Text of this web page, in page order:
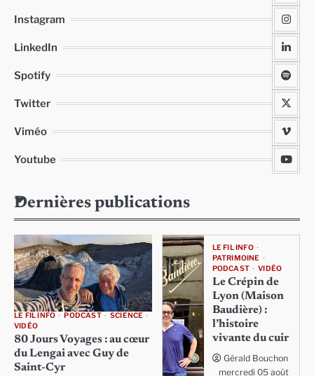
Instagram
LinkedIn
Spotify
Twitter
Viméo
Youtube
Dernières publications
LE FIL INFO PODCAST
SCIENCE
VIDÉO
80 Jours Voyages : au cœur
du Lengai avec Guy de
Saint-Cyr
LE FIL INFO
PATRIMOINE
PODCAST
VIDÉO
Le Crépin de
Lyon (Maison
Baudière) :
l’histoire
vivante du cuir
Gérald Bouchon
mercredi 05 août